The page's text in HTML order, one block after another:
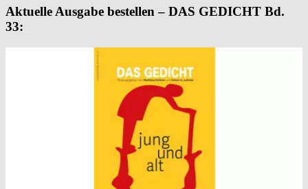
Aktuelle Ausgabe bestellen – DAS GEDICHT Bd.
33: